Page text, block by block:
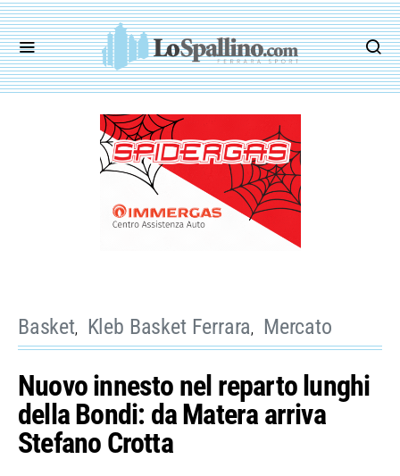
Basket Kleb Basket Ferrara Mercato
Nuovo innesto nel reparto lunghi
della Bondi: da Matera arriva
Stefano Crotta